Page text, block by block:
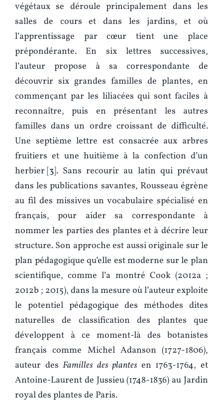
végétaux se déroule principalement dans les
salles de cours et dans les jardins, et où
l’apprentissage par cœur tient une place
prépondérante. En six lettres successives,
l’auteur propose à sa correspondante de
découvrir six grandes familles de plantes, en
commençant par les liliacées qui sont faciles à
reconnaître, puis en présentant les autres
familles dans un ordre croissant de difficulté.
Une septième lettre est consacrée aux arbres
fruitiers et une huitième à la confection d’un
herbier 3 . Sans recourir au latin qui prévaut
dans les publications savantes, Rousseau égrène
au fil des missives un vocabulaire spécialisé en
français, pour aider sa correspondante à
nommer les parties des plantes et à décrire leur
structure. Son approche est aussi originale sur le
plan pédagogique qu’elle est moderne sur le plan
scientifique, comme l’a montré Cook (2012a ;
2012b ; 2015), dans la mesure où l’auteur exploite
le potentiel pédagogique des méthodes dites
naturelles de classification des plantes que
développent à ce moment-là des botanistes
français comme Michel Adanson (1727-1806),
auteur desFamilles des plantes en 1763-1764, et
Antoine-Laurent de Jussieu (1748-1836) au Jardin
royal des plantes de Paris.